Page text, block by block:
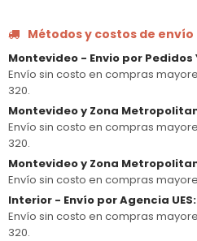
Métodos y costos de envío
Montevideo - Envio por Pedidos
Envío sin costo en compras
320.
Montevideo y Zona
Envío sin costo en compras
320.
Montevideo y Zona
Envío sin costo en compras
Interior - Envío por Agencia UES:
Envío sin costo en compras
320.